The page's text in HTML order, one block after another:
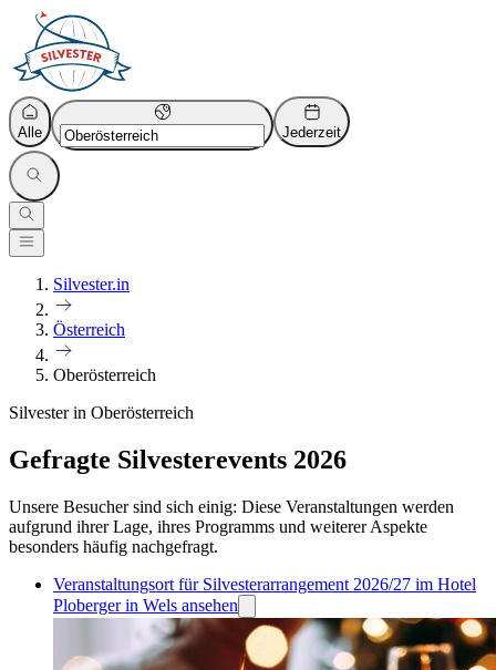
Alle Jederzeit
Silvester.in
Österreich
Oberösterreich
Silvester in Oberösterreich
Gefragte Silvesterevents 2026
Unsere Besucher sind sich einig: Diese Veranstaltungen werden
aufgrund ihrer Lage, ihres Programms und weiterer Aspekte
besonders häufig nachgefragt.
Veranstaltungsort für Silvesterarrangement 2026/27 im Hotel
Ploberger in Wels ansehen